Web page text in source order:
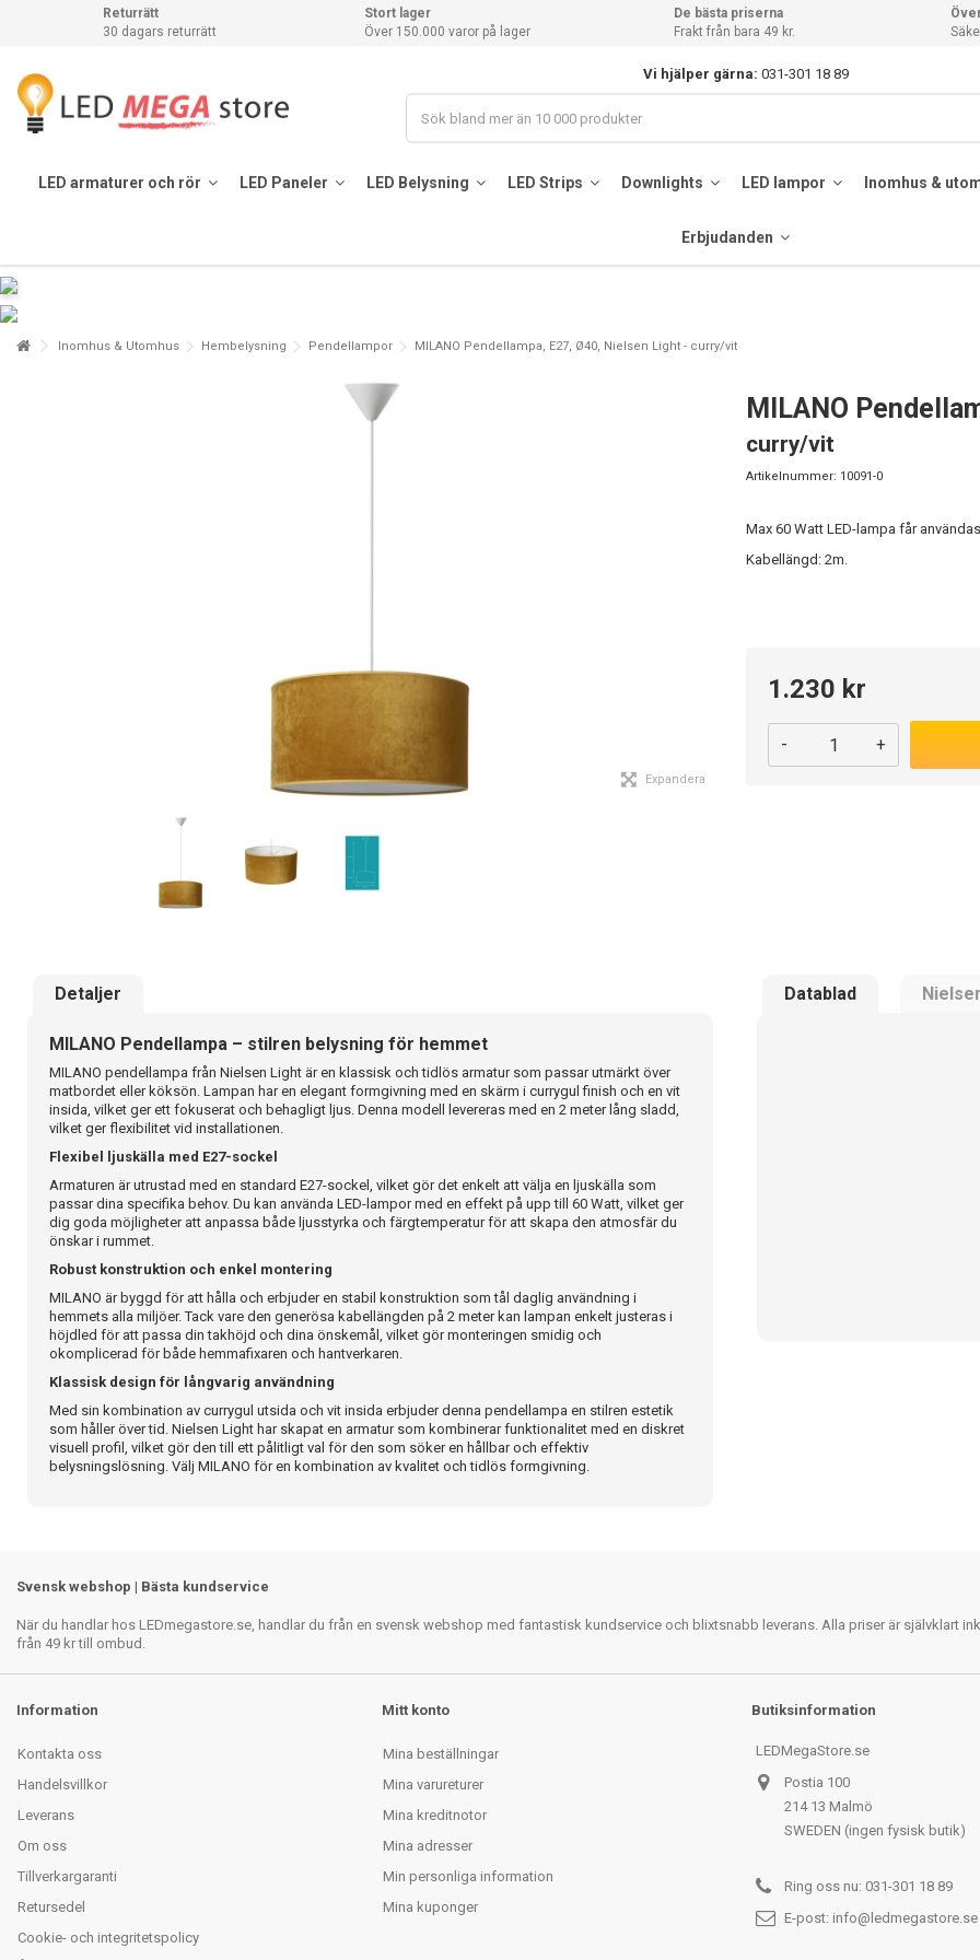
Returrätt
30 dagars returrätt
Stort lager
Över 150.000 varor på lager
De bästa priserna
Frakt från bara 49 kr.
Vi hjälper gärna: 031-301 18 89
LED armaturer och rör LED Paneler LED Belysning LED Strips Downlights LED lampor Inomhus &
Erbjudanden
Inomhus & Utomhus Hembelysning Pendellampor MILANO Pendellampa, E27, Ø40, Nielsen Light - curry/vit
Expandera
MILANO
curry/vit
Artikelnummer: 10091-0
Max 60 Watt LED-lampa får
Kabellängd: 2m.
1.230 kr
- +
Detaljer Datablad
MILANO Pendellampa – stilren belysning för hemmet
MILANO pendellampa från Nielsen Light är en klassisk och tidlös armatur som passar utmärkt över
matbordet eller köksön. Lampan har en elegant formgivning med en skärm i currygul finish och en vit
insida, vilket ger ett fokuserat och behagligt ljus. Denna modell levereras med en 2 meter lång sladd,
vilket ger flexibilitet vid installationen.
Flexibel ljuskälla med E27-sockel
Armaturen är utrustad med en standard E27-sockel, vilket gör det enkelt att välja en ljuskälla som
passar dina specifika behov. Du kan använda LED-lampor med en effekt på upp till 60 Watt, vilket ger
dig goda möjligheter att anpassa både ljusstyrka och färgtemperatur för att skapa den atmosfär du
önskar i rummet.
Robust konstruktion och enkel montering
MILANO är byggd för att hålla och erbjuder en stabil konstruktion som tål daglig användning i
hemmets alla miljöer. Tack vare den generösa kabellängden på 2 meter kan lampan enkelt justeras i
höjdled för att passa din takhöjd och dina önskemål, vilket gör monteringen smidig och
okomplicerad för både hemmafixaren och hantverkaren.
Klassisk design för långvarig användning
Med sin kombination av currygul utsida och vit insida erbjuder denna pendellampa en stilren estetik
som håller över tid. Nielsen Light har skapat en armatur som kombinerar funktionalitet med en diskret
visuell profil, vilket gör den till ett pålitligt val för den som söker en hållbar och effektiv
belysningslösning. Välj MILANO för en kombination av kvalitet och tidlös formgivning.
Svensk webshop | Bästa kundservice
När du handlar hos LEDmegastore.se, handlar du från en svensk webshop med fantastisk kundservice och blixtsnabb leverans. Alla priser är självklart
från 49 kr till ombud.
Information
Kontakta oss
Handelsvillkor
Leverans
Om oss
Tillverkargaranti
Retursedel
Cookie- och integritetspolicy
Mitt konto
Mina beställningar
Mina varureturer
Mina kreditnotor
Mina adresser
Min personliga information
Mina kuponger
Butiksinformation
LEDMegaStore.se
Postia 100
214 13 Malmö
SWEDEN (ingen fysisk butik)
Ring oss nu: 031-301 18 89
E-post: info@ledmegastore.se